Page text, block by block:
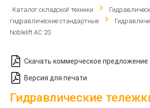
Каталог складской техники
гидравлические стандартные
Noblelift AC 20
Скачать коммерческое предложение
Версия для печати
Гидравлические